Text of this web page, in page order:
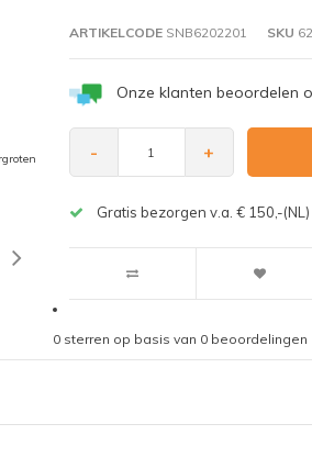
ARTIKELCODESNB6202201 SKU
Onze klanten beoordelen
- +
Gratis bezorgen v.a. € 150,-(NL)
0sterren op basis van 0beoordelingen